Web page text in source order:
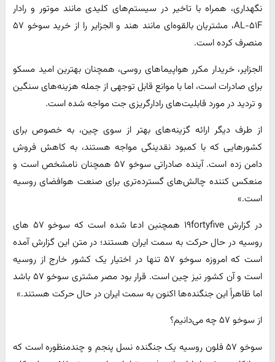
نگهداری، همراه با تاخیر در سیستم‌های کلیدی مانند موتور و رادار
AL-۵۱F، مشتریان بالقوه‌ای مانند هند و الجزایر را از خرید سوخو ۵۷
منصرف کرده است.
الجزایر، خریدار مکرر هواپیماهای روسی، همچنان بهترین امید مسکو
برای صادرات است، اما با موانع قابل توجهی از جمله هزینه‌های سنگین
و تردید در مورد قابلیت‌های رادارگریزی جت مواجه شده است.
از طرف دیگر ارائه گزینه‌های بهتر از سوی چین، به خصوص برای
کشورهایی که با کمبود نقدینگی مواجه هستند، به کاهش فروش
دامن زده است. آینده صادراتی سوخو ۵۷ همچنان نامشخص است و
منعکس کننده چالش‌های گسترده‌تری برای صنعت هوافضای روسیه
است.»
در گزارش ۱۹fortyfive همچنین ادعا شده است که سوخو ۵۷ های
روسیه در حال حرکت به سمت ایران‌ هستند؛ در متن این گزارش آمده
است که امروزه سوخو ۵۷ تنها در اختیار یک کشور خارج از روسیه
است و آن کشور نیز چین است. قرار بود مصر مشتری سوخو ۵۷ باشد
اما ظاهراً این جنگنده‌ها اکنون به سمت ایران در حال حرکت هستند.»
از سوخو ۵۷ چه می‌دانیم؟
سوخو ۵۷ فلون روسیه یک جنگنده نسل پنجم و چندمنظوره است که